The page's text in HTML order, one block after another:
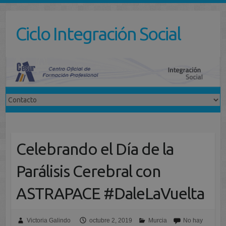
contenidoCiclo Integración Social
Celebrando el Día de la
Parálisis Cerebral con
ASTRAPACE #DaleLaVuelta
Victoria Galindo octubre 2, 2019 Murcia No hay